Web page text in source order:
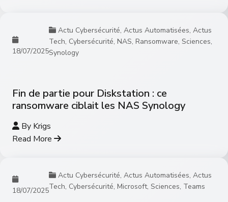
18/07/2025
Actu Cybersécurité, Actus Automatisées, Actus
Tech, Cybersécurité, NAS, Ransomware, Sciences,
Synology
Fin de partie pour Diskstation : ce
ransomware ciblait les NAS Synology
By Krigs
Read More
18/07/2025
Actu Cybersécurité, Actus Automatisées, Actus
Tech, Cybersécurité, Microsoft, Sciences, Teams